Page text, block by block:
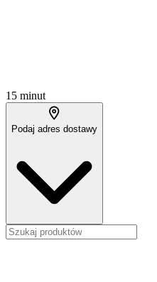
15 minut
Podaj adres dostawy